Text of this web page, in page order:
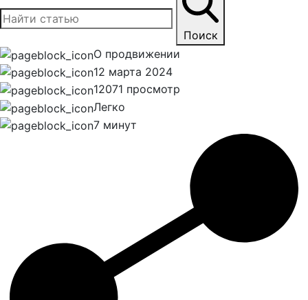
Поиск
О продвижении
12 марта 2024
12071 просмотр
Легко
7 минут